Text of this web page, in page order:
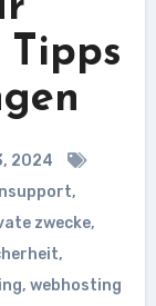
2024
,
zwecke,
,
, webhosting